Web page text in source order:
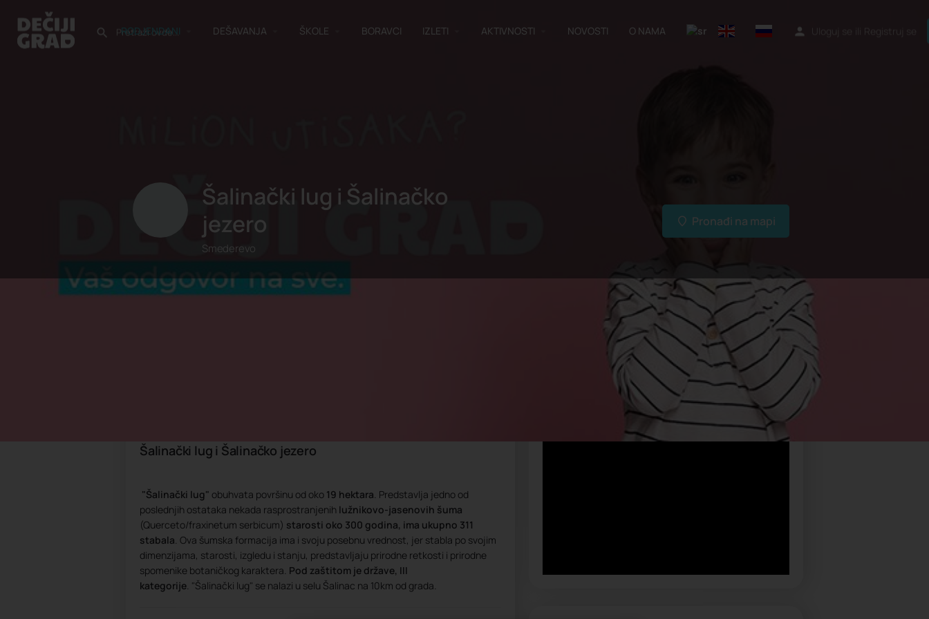
RODJENDANI DEŠAVANJA ŠKOLE BORAVCI IZLETI AKTIVNOSTI NOVOSTI O NAMA
Šalinački lug i Šalinačko
jezero
Smederevo
Pronađi na mapi
Informacije Iskustva posetilaca
Šalinački lug i Šalinačko jezero
"Šalinački lug" obuhvata površinu od oko 19 hektara. Predstavlja jedno od
poslednjih ostataka nekada rasprostranjenih lužnikovo-jasenovih šuma
(Querceto/fraxinetum serbicum) starosti oko 300 godina, ima ukupno 311
stabala. Ova šumska formacija ima i svoju posebnu vrednost, jer stabla po svojim
dimenzijama, starosti, izgledu i stanju, predstavljaju prirodne retkosti i prirodne
spomenike botaničkog karaktera. Pod zaštitom je države, III
kategorije. "Šalinački lug" se nalazi u selu Šalinac na 10km od grada.